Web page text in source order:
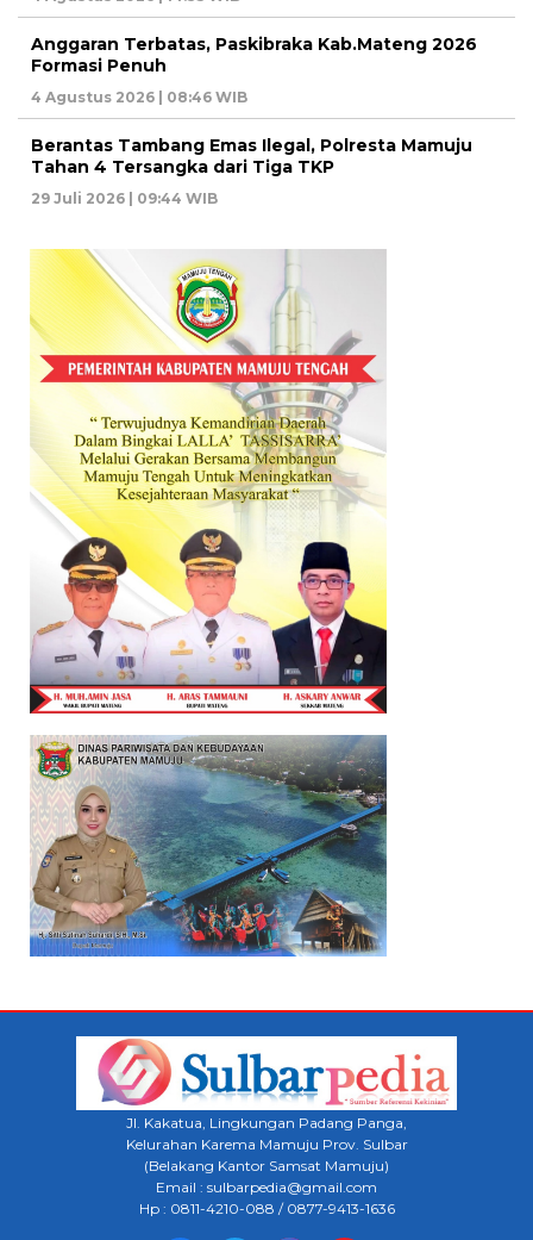
Anggaran Terbatas, Paskibraka Kab.Mateng 2026
Formasi Penuh
4 Agustus 2026 | 08:46 WIB
Berantas Tambang Emas Ilegal, Polresta Mamuju
Tahan 4 Tersangka dari Tiga TKP
29 Juli 2026 | 09:44 WIB
Jl. Kakatua, Lingkungan Padang Panga,
Kelurahan Karema Mamuju Prov. Sulbar
(Belakang Kantor Samsat Mamuju)
Email : sulbarpedia@gmail.com
Hp : 0811-4210-088 / 0877-9413-1636